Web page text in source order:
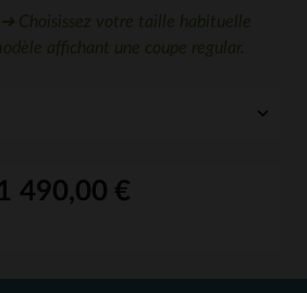
➔ Choisissez votre taille habituelle
affichant une coupe regular.
490,00 €